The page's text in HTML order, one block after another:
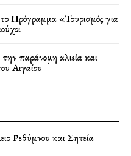
Πρόγραμμα «Τουρισμός για
παράνομη αλιεία και
Αιγαίου
Ρεθύμνου και Σητεία